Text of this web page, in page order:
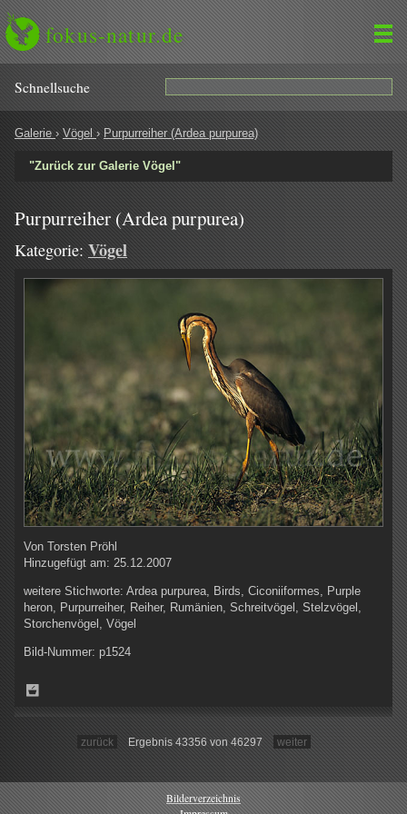
fokus-natur.de
Schnell­suche
Galerie › Vögel › Purpurreiher (Ardea purpurea)
"Zurück zur Galerie Vögel"
Purpurreiher (Ardea purpurea)
Kategorie: Vögel
Von Torsten Pröhl
Hinzugefügt am: 25.12.2007
weitere Stichworte: Ardea purpurea, Birds, Ciconiiformes, Purple
heron, Purpurreiher, Reiher, Rumänien, Schreitvögel, Stelzvögel,
Storchenvögel, Vögel
Bild-Nummer: p1524
zurück Ergebnis 43356 von 46297 weiter
Bilderverzeichnis